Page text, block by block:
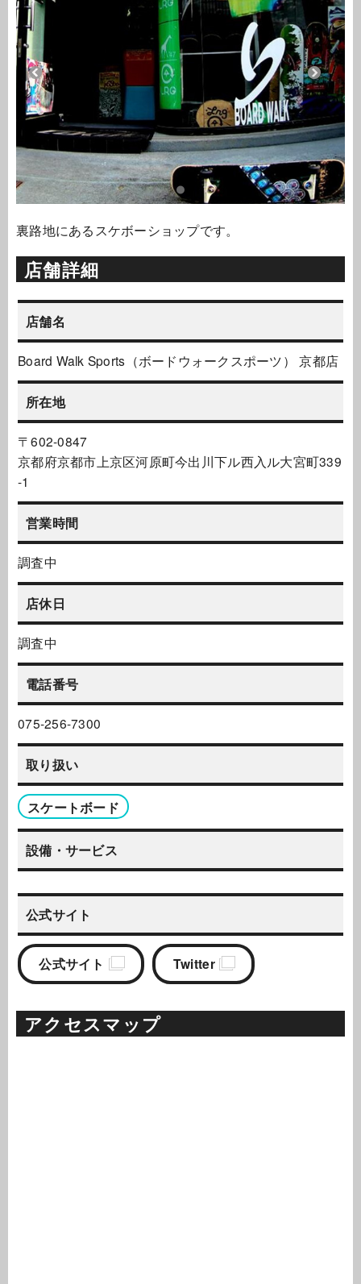
裏路地にあるスケボーショップです。
店舗詳細
店舗名
Board Walk Sports（ボードウォークスポーツ） 京都店
所在地
〒602-0847
京都府京都市上京区河原町今出川下ル西入ル大宮町339
-1
営業時間
調査中
店休日
調査中
電話番号
075-256-7300
取り扱い
スケートボード
設備・サービス
公式サイト
公式サイト Twitter
アクセスマップ